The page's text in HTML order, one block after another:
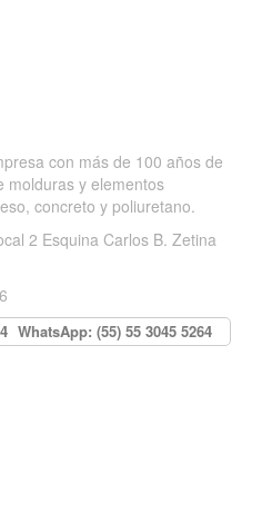
con más de 100 años de
molduras y elementos
concreto y poliuretano.
2 Esquina Carlos B. Zetina
WhatsApp: (55) 55 3045 5264